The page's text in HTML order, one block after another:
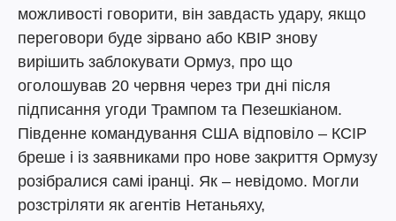
можливості говорити, він завдасть удару, якщо
переговори буде зірвано або КВІР знову
вирішить заблокувати Ормуз, про що
оголошував 20 червня через три дні після
підписання угоди Трампом та Пезешкіаном.
Південне командування США відповіло – КСІР
бреше і із заявниками про нове закриття Ормузу
розібралися самі іранці. Як – невідомо. Могли
розстріляти як агентів Нетаньяху,